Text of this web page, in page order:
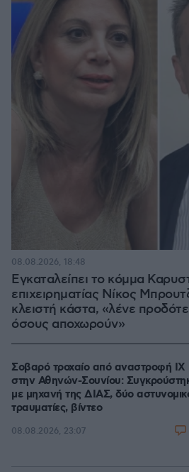
Εγκαταλείπει το κόμμα
επιχειρηματίας Νίκος
κλειστή κάστα, «λένε
όσους αποχωρούν»
08.08.2026, 18:48
Σοβαρό τροχαίο από αναστροφή ΙΧ
στην Αθηνών-Σουνίου:
με μηχανή της ΔΙΑΣ, δύο
τραυματίες, βίντεο
08.08.2026, 23:07